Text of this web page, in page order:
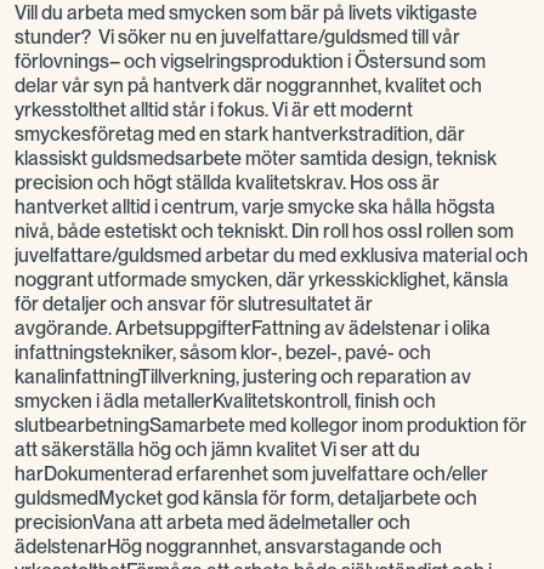
Vill du arbeta med smycken som bär på livets viktigaste
stunder? Vi söker nu en juvelfattare/guldsmed till vår
förlovnings– och vigselringsproduktion i Östersund som
delar vår syn på hantverk där noggrannhet, kvalitet och
yrkesstolthet alltid står i fokus. Vi är ett modernt
smyckesföretag med en stark hantverkstradition, där
klassiskt guldsmedsarbete möter samtida design, teknisk
precision och högt ställda kvalitetskrav. Hos oss är
hantverket alltid i centrum, varje smycke ska hålla högsta
nivå, både estetiskt och tekniskt. Din roll hos ossI rollen som
juvelfattare/guldsmed arbetar du med exklusiva material och
noggrant utformade smycken, där yrkesskicklighet, känsla
för detaljer och ansvar för slutresultatet är
avgörande. ArbetsuppgifterFattning av ädelstenar i olika
infattningstekniker, såsom klor-, bezel-, pavé- och
kanalinfattningTillverkning, justering och reparation av
smycken i ädla metallerKvalitetskontroll, finish och
slutbearbetningSamarbete med kollegor inom produktion för
att säkerställa hög och jämn kvalitet Vi ser att du
harDokumenterad erfarenhet som juvelfattare och/eller
guldsmedMycket god känsla för form, detaljarbete och
precisionVana att arbeta med ädelmetaller och
ädelstenarHög noggrannhet, ansvarstagande och